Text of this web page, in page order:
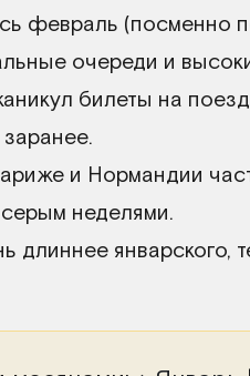
февраль (посменно
очереди и
билеты на
и Нормандии
неделями.
длиннее январского,